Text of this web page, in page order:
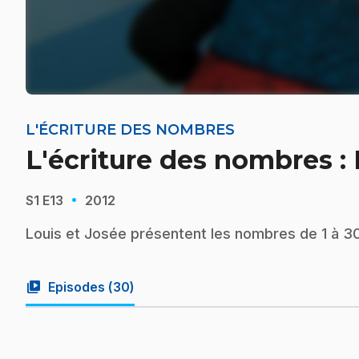
L'ÉCRITURE DES NOMBRES
L'écriture des nombres :
S1 E13 · 2012
Louis et Josée présentent les nombres de 1 à
video_library Episodes (30)